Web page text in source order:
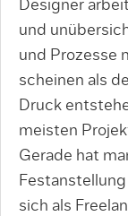
Designer
und
und Prozesse
scheinen als
Druck
meisten
Gerade hat
sich als